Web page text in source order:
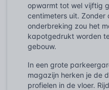
opwarmt tot wel vijftig
centimeters uit. Zonder
onderbreking zou het
kapotgedrukt worden
gebouw.
In een grote
magazijn herken je de
profielen in de vloer.